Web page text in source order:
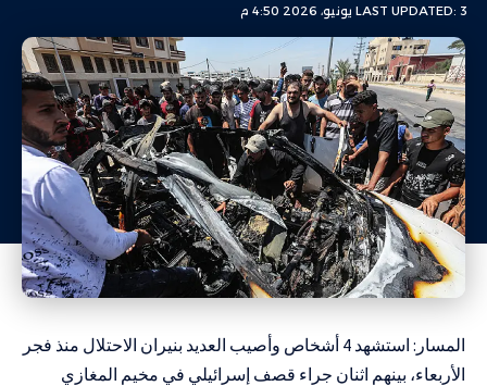
LAST UPDATED: 3 يونيو، 2026 4:50 م
المسار: استشهد 4 أشخاص وأصيب العديد بنيران الاحتلال منذ فجر
الأربعاء، بينهم اثنان جراء قصف إسرائيلي في مخيم المغازي